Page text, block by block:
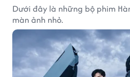
Dưới đây là những bộ phim
màn ảnh nhỏ.